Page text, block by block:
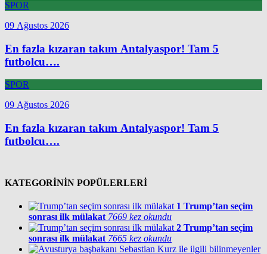
SPOR
09 Ağustos 2026
En fazla kızaran takım Antalyaspor! Tam 5
futbolcu….
SPOR
09 Ağustos 2026
En fazla kızaran takım Antalyaspor! Tam 5
futbolcu….
KATEGORİNİN POPÜLERLERİ
1 Trump’tan seçim
sonrası ilk mülakat 7669 kez okundu
2 Trump’tan seçim
sonrası ilk mülakat 7665 kez okundu